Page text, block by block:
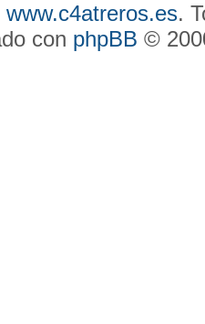
www.c4atreros.es.
con phpBB ©